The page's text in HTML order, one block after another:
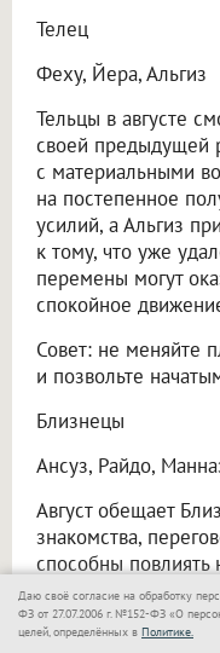
Телец
Феху, Йера, Альгиз
Тельцы в августе
своей предыдущей
с материальными
на постепенное
усилий, а Альгиз
к тому, что уже
перемены могут
спокойное
Совет: не меняйте
и позвольте
Близнецы
Ансуз, Райдо,
Август обещает
знакомства,
способны
связана с
с информацией и
предлагает
Даю своё согласие на обработку
ФЗ от 27.07.2006 г. №152-ФЗ «О
целей, определённых в Политике.